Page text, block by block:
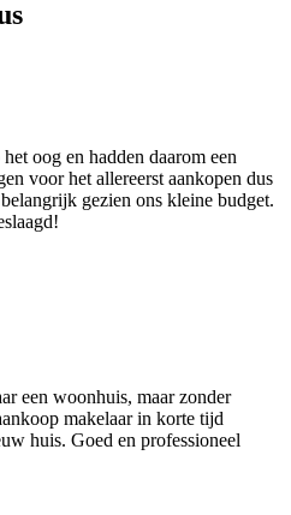
oog en hadden daarom een
voor het allereerst aankopen dus
gezien ons kleine budget.
een woonhuis, maar zonder
makelaar in korte tijd
huis. Goed en professioneel